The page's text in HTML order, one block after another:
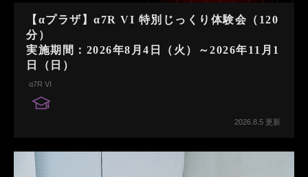
【αプラザ】α7R VI 特別じっくり体験会（120
分）
実施期間：2026年8月4日（火）～2026年11月1
日（日）
α7R VI
2026.8.5 更新